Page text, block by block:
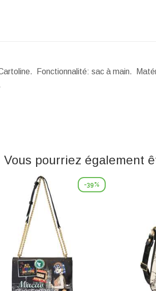
Fonctionnalité: sac à main.
Vous pourriez également
-39%